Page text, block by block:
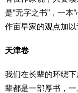
是“无字之书”，一
作亩早家的观点加以
天津卷
我们在长辈的环绕
辈都是一部厚书，